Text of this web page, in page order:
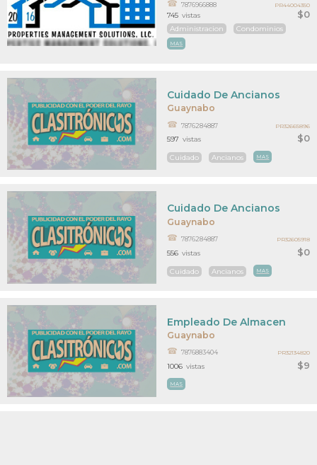
$0
7876966888
Administracion Condominios
MAS
745 vistas
PR44004350
Guaynabo
$0
Cuidado De Ancianos
7876284887
Cuidado Ancianos MAS
597 vistas
PR32665896
Guaynabo
$0
Cuidado De Ancianos
7876284887
Cuidado Ancianos MAS
556 vistas
PR32605918
Guaynabo
$9
Empleado De Almacen
7876883404
MAS
1006 vistas
PR32134820